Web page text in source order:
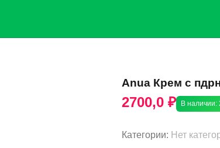
Anua Крем с
2700,0 ₽ В наличии:
Категории: Нет